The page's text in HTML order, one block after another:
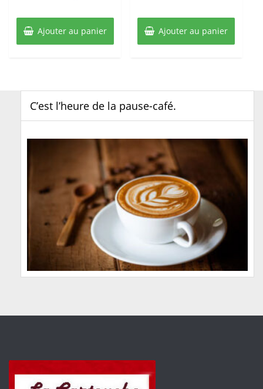
Ajouter au panier Ajouter au panier
C’est l’heure de la pause-café.